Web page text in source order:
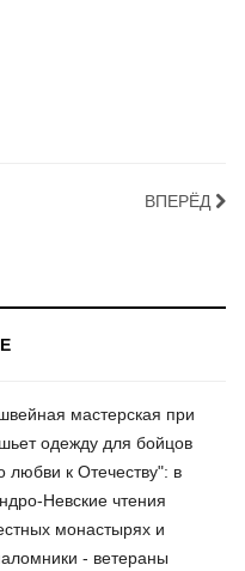
ВПЕРЁД
мастерская при
одежду для бойцов
любви к Отечеству": в
Невские чтения
монастырях и
- ветераны